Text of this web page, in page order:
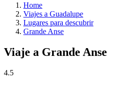
Home
Viajes a Guadalupe
Lugares para descubrir
Grande Anse
Viaje a Grande Anse
4.5